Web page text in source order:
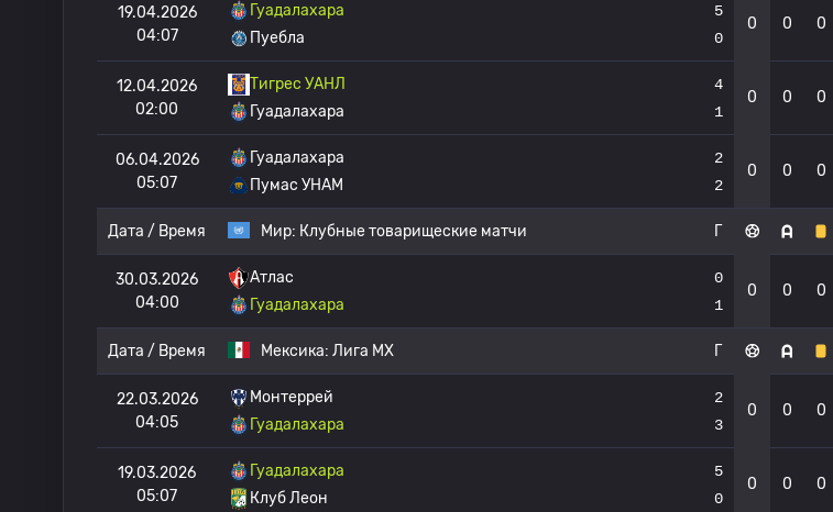
19.04.2026
04:07
Гуадалахара
Пуебла
5
0
0 0 0
12.04.2026
02:00
Тигрес УАНЛ
Гуадалахара
4
1
0 0 0
06.04.2026
05:07
Гуадалахара
Пумас УНАМ
2
2
0 0 0
Дата / Время Мир: Клубные товарищеские матчи Г
30.03.2026
04:00
Атлас
Гуадалахара
0
1
0 0 0
Дата / Время Мексика: Лига МХ Г
22.03.2026
04:05
Монтеррей
Гуадалахара
2
3
0 0 0
19.03.2026
05:07
Гуадалахара
Клуб Леон
5
0
0 0 0